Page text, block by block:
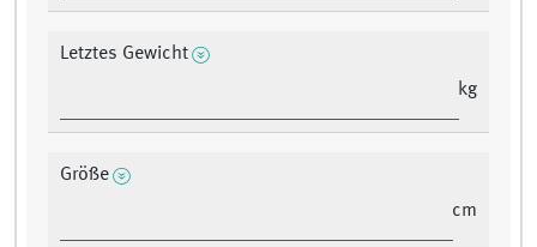
Letztes Gewicht
kg
Größe
cm